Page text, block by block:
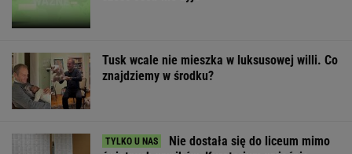
Tusk wcale nie mieszka w luksusowej willi. Co
znajdziemy w środku?
Nie dostała się do liceum mimo